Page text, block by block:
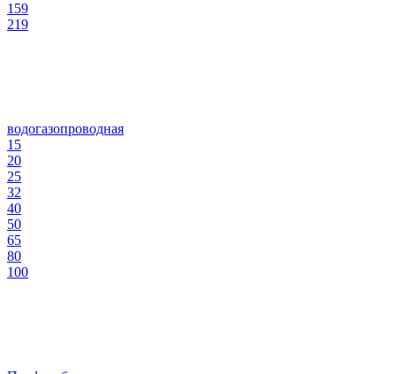
159
219
водогазопроводная
15
20
25
32
40
50
65
80
100